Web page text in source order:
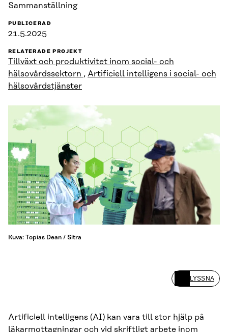
Sammanställning
PUBLICERAD
21.5.2025
RELATERADE PROJEKT
Tillväxt och produktivitet inom social- och
hälsovårdssektorn , Artificiell intelligens i social- och
hälsovårdstjänster
Kuva: Topias Dean / Sitra
LYSSNA
Artificiell intelligens (AI) kan vara till stor hjälp på
läkarmottagningar och vid skriftligt arbete inom